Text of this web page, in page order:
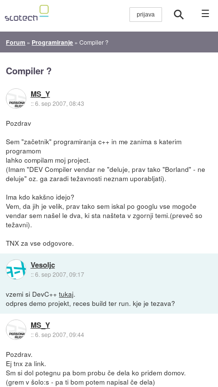
☰
Forum » Programiranje »Compiler ?
Compiler ?
MS_Y
::6. sep 2007, 08:43
Pozdrav
Sem "začetnik" programiranja c++ in me zanima s katerim
programom
lahko compilam moj project.
(Imam "DEV Compiler vendar ne "deluje, prav tako "Borland" - ne
deluje" oz. ga zaradi težavnosti neznam uporabljati).
Ima kdo kakšno idejo?
Vem, da jih je velik, prav tako sem iskal po googlu vse mogoče
vendar sem našel le dva, ki sta našteta v zgornji temi.(preveč so
težavni).
TNX za vse odgovore.
Vesoljc
::6. sep 2007, 09:17
vzemi si DevC++tukaj.
odpres demo projekt, reces build ter run. kje je tezava?
MS_Y
::6. sep 2007, 09:44
Pozdrav.
Ej tnx za link.
Sm si dol potegnu pa bom probu če dela ko pridem domov.
(grem v šolo:s - pa ti bom potem napisal če dela)